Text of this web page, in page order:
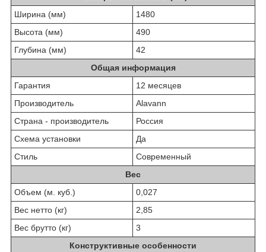
Ширина (мм)
1480
Высота (мм)
490
Глубина (мм)
42
Общая информация
Гарантия
12 месяцев
Производитель
Alavann
Страна - производитель
Россия
Схема установки
Да
Стиль
Современный
Вес
Объем (м. куб.)
0,027
Вес нетто (кг)
2,85
Вес брутто (кг)
3
Конструктивные особенности